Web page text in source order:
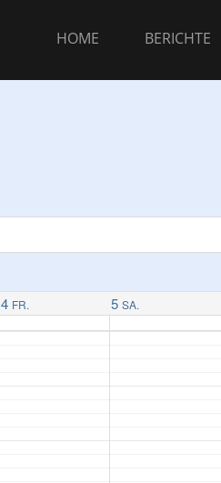
HOME BERICHTE
4 FR. 5 SA.